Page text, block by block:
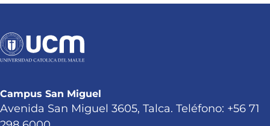
Campus San Miguel
Avenida San Miguel 3605, Talca. Teléfono: +56 71